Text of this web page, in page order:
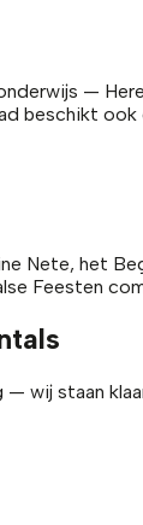
—
beschikt
Nete, het
Feesten
wij staan